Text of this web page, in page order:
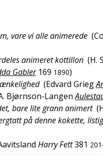
vare vi alle animerede (
animeret kottillon (H.
Gabler 169 1890)
(Edvard Grieg
Bjørnson-Langen
bare lite grann animert (
på denne kokette,
Harry Fett381